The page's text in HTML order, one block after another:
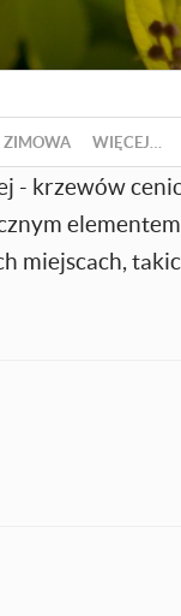
ZIMOWA WIĘCEJ…
- krzewów
miejscach,